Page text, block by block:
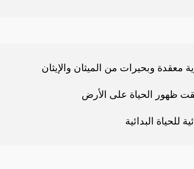
وبحيرات من الميثان والإيثان
ظهور الحياة على الأرض
للحياة البدائية